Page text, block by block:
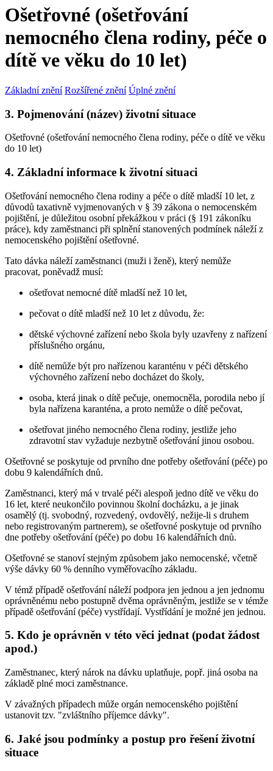
Ošetřovné (ošetřování
nemocného člena rodiny, péče o
dítě ve věku do 10 let)
Základní znění Rozšířené znění Úplné znění
3. Pojmenování (název) životní situace
Ošetřovné (ošetřování nemocného člena rodiny, péče o dítě ve věku
do 10 let)
4. Základní informace k životní situaci
Ošetřování nemocného člena rodiny a péče o dítě mladší 10 let, z
důvodů taxativně vyjmenovaných v § 39 zákona o nemocenském
pojištění, je důležitou osobní překážkou v práci (§ 191 zákoníku
práce), kdy zaměstnanci při splnění stanovených podmínek náleží z
nemocenského pojištění ošetřovné.
Tato dávka náleží zaměstnanci (muži i ženě), který nemůže
pracovat, poněvadž musí:
ošetřovat nemocné dítě mladší než 10 let,
pečovat o dítě mladší než 10 let z důvodu, že:
dětské výchovné zařízení nebo škola byly uzavřeny z nařízení
příslušného orgánu,
dítě nemůže být pro nařízenou karanténu v péči dětského
výchovného zařízení nebo docházet do školy,
osoba, která jinak o dítě pečuje, onemocněla, porodila nebo jí
byla nařízena karanténa, a proto nemůže o dítě pečovat,
ošetřovat jiného nemocného člena rodiny, jestliže jeho
zdravotní stav vyžaduje nezbytně ošetřování jinou osobou.
Ošetřovné se poskytuje od prvního dne potřeby ošetřování (péče) po
dobu 9 kalendářních dnů.
Zaměstnanci, který má v trvalé péči alespoň jedno dítě ve věku do
16 let, které neukončilo povinnou školní docházku, a je jinak
osamělý (tj. svobodný, rozvedený, ovdovělý, nežije-li s druhem
nebo registrovaným partnerem), se ošetřovné poskytuje od prvního
dne potřeby ošetřování (péče) po dobu 16 kalendářních dnů.
Ošetřovné se stanoví stejným způsobem jako nemocenské, včetně
výše dávky 60 % denního vyměřovacího základu.
V témž případě ošetřování náleží podpora jen jednou a jen jednomu
oprávněnému nebo postupně dvěma oprávněným, jestliže se v témže
případě ošetřování (péče) vystřídají. Vystřídání je možné jen jednou.
5. Kdo je oprávněn v této věci jednat (podat žádost
apod.)
Zaměstnanec, který nárok na dávku uplatňuje, popř. jiná osoba na
základě plné moci zaměstnance.
V závažných případech může orgán nemocenského pojištění
ustanovit tzv. "zvláštního příjemce dávky".
6. Jaké jsou podmínky a postup pro řešení životní
situace